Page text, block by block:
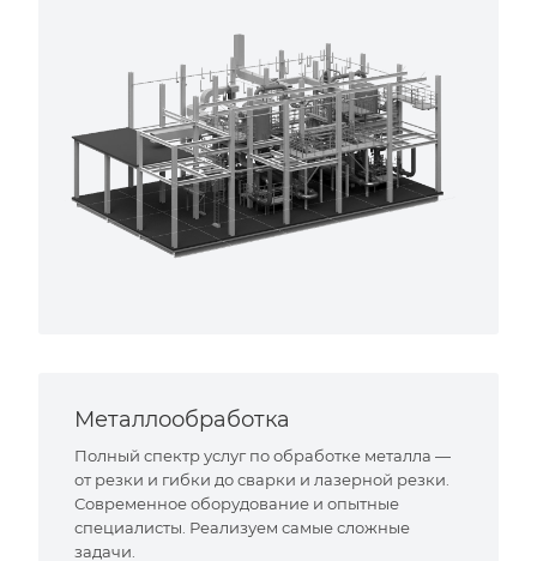
Металлообработка
Полный спектр услуг по обработке металла —
от резки и гибки до сварки и лазерной резки.
Современное оборудование и опытные
специалисты. Реализуем самые сложные
задачи.